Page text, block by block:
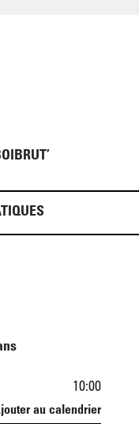
10:00
au calendrier